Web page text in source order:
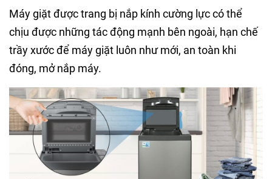
Máy giặt được trang bị nắp kính cường lực có thể
chịu được những tác động mạnh bên ngoài, hạn chế
trầy xước để máy giặt luôn như mới, an toàn khi
đóng, mở nắp máy.